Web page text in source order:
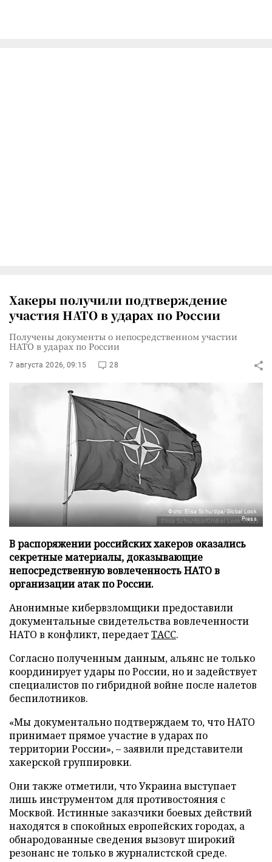
Хакеры получили подтверждение
участия НАТО в ударах по России
Получены документы о непосредственном участии
НАТО в ударах по России
7 августа 2026, 09:15 28
Фото: Elisa Schu/dpa/Global Look
Press
В распоряжении российских хакеров оказались
секретные материалы, доказывающие
непосредственную вовлеченность НАТО в
организации атак по России.
Анонимные кибервзломщики предоставили
документальные свидетельства вовлеченности
НАТО в конфликт, передаетТАСС.
Согласно полученным данным, альянс не только
координирует удары по России, но и задействует
специалистов по гибридной войне после налетов
беспилотников.
«Мы документально подтверждаем то, что НАТО
принимает прямое участие в ударах по
территории России», – заявили представители
хакерской группировки.
Они также отметили, что Украина выступает
лишь инструментом для противостояния с
Москвой. Истинные заказчики боевых действий
находятся в спокойных европейских городах, а
обнародованные сведения вызовут широкий
резонанс не только в журналистской среде.